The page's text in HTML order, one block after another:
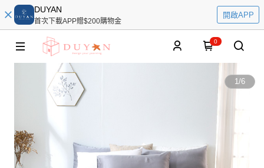
DUYAN
首次下載APP贈$200購物金
開啟APP
0
1/6